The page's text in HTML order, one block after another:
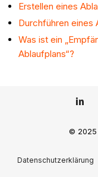
Erstellen eines
Durchführen eines
Was ist ein
Ablaufplans“?
© 2025
Datenschutzerklärung